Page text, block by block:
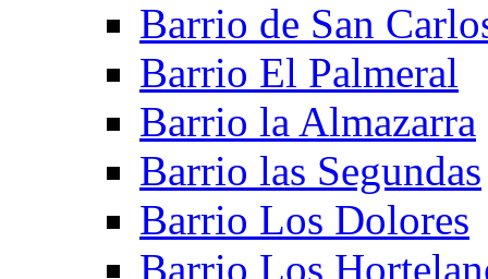
Barrio de San
Barrio El Palmeral
Barrio la Almazarra
Barrio las Segundas
Barrio Los Dolores
Barrio Los